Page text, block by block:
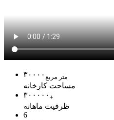
۳۰۰۰۰ متر مربع
مساحت کارخانه
۳۰۰۰۰۰ +
ظرفیت ماهانه
6